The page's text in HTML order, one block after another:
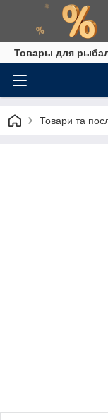
Товары для
Товари та